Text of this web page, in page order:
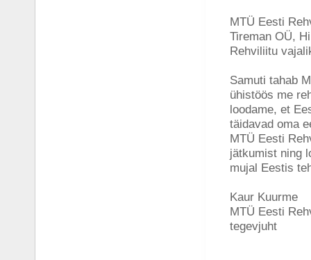
MTÜ Eesti
Tireman OÜ,
Rehviliitu
Samuti tahab
ühistöös me
loodame, et
täidavad oma
MTÜ Eesti
jätkumist ning
mujal Eestis
Kaur Kuurme
MTÜ Eesti
tegevjuht